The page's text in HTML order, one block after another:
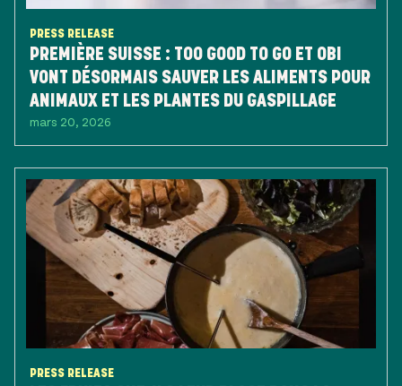
PRESS RELEASE
PREMIÈRE SUISSE : TOO GOOD TO GO ET OBI
VONT DÉSORMAIS SAUVER LES ALIMENTS POUR
ANIMAUX ET LES PLANTES DU GASPILLAGE
mars 20, 2026
PRESS RELEASE